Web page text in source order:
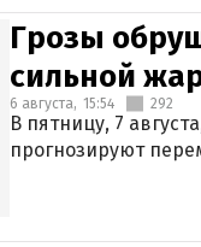
Грозы
сильной
6 августа, 15:54 292
В пятницу, 7
прогнозируют